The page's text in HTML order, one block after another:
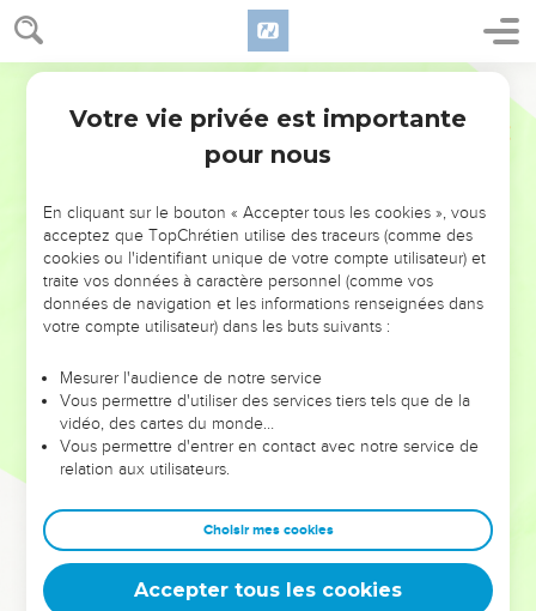
NE MANQUEZ PAS L’ÉVÉNEMENT
DE L’ANNÉE !
ET SI LEURS ERREURS POUVAIENT VOUS ÉVITER LES
VOTRES ?
leur foi ou leur vision. Mais on voit moins les doutes, les erreurs
et les saisons difficiles qu'ils ont traversés, alors même que ce
sont elles qui les ont façonnés.
Dans cette conférence, leaders, entrepreneurs, et responsables
clés pour avancer avec plus de sagesse afin que leurs erreurs
deviennent vos tremplins. Que vous guidiez un ministère, une
équipe, un groupe ou une famille, leur expérience est faite
Votre vie privée est importante
pour nous
En cliquant sur le bouton « Accepter tous les cookies », vous
acceptez que TopChrétien utilise des traceurs (comme des
cookies ou l'identifiant unique de votre compte utilisateur) et
traite vos données à caractère personnel (comme vos
données de navigation et les informations renseignées dans
votre compte utilisateur) dans les buts suivants :
Mesurer l'audience de notre service
Vous permettre d'utiliser des services tiers tels que de la
vidéo, des cartes du monde…
Vous permettre d'entrer en contact avec notre service de
relation aux utilisateurs.
Choisir mes cookies
Accepter tous les cookies